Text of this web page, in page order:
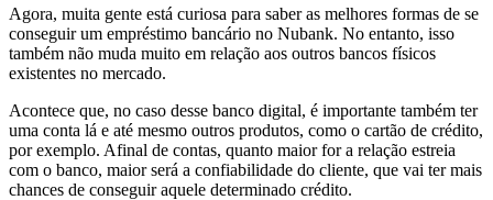
Agora, muita gente está curiosa para saber as melhores formas de se
conseguir um empréstimo bancário no Nubank. No entanto, isso
também não muda muito em relação aos outros bancos físicos
existentes no mercado.
Acontece que, no caso desse banco digital, é importante também ter
uma conta lá e até mesmo outros produtos, como o cartão de crédito,
por exemplo. Afinal de contas, quanto maior for a relação estreia
com o banco, maior será a confiabilidade do cliente, que vai ter mais
chances de conseguir aquele determinado crédito.